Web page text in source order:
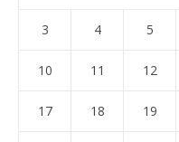
3 4 5
10 11 12
17 18 19